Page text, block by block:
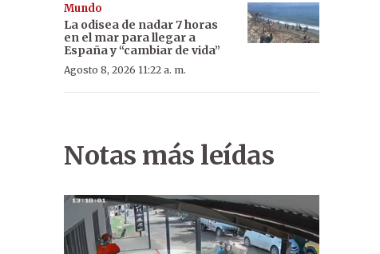
Mundo
La odisea de nadar 7 horas
en el mar para llegar a
España y “cambiar de vida”
Agosto 8, 2026 11:22 a. m.
Notas más leídas